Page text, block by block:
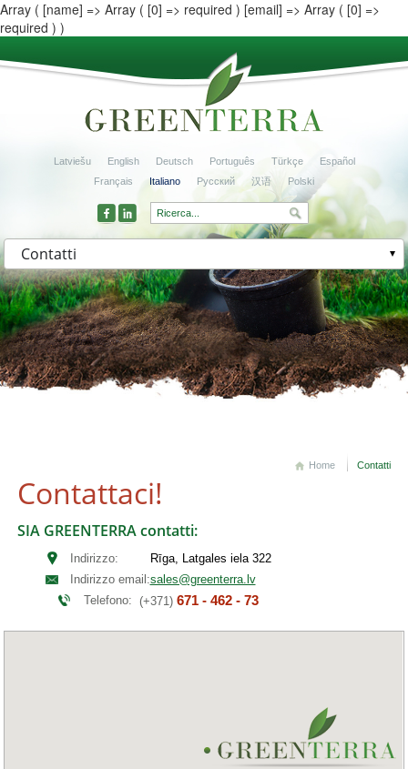
Array ( [name] => Array ( [0] => required ) [email] => Array ( [0] =>
required ) )
Latviešu English Deutsch Português Türkçe
Español
Français
Italiano Русский 汉语 Polski
Contatti
Home Contatti
Contattaci!
SIA GREENTERRA contatti:
Indirizzo:
Rīga, Latgales iela 322
Indirizzo email:sales@greenterra.lv
Telefono: (+371) 671 - 462 - 73